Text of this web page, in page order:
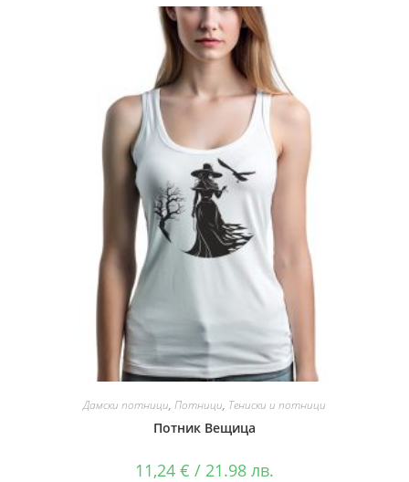
Дамски потници, Потници, Тениски и потници
Потник Вещица
11,24 € / 21.98 лв.